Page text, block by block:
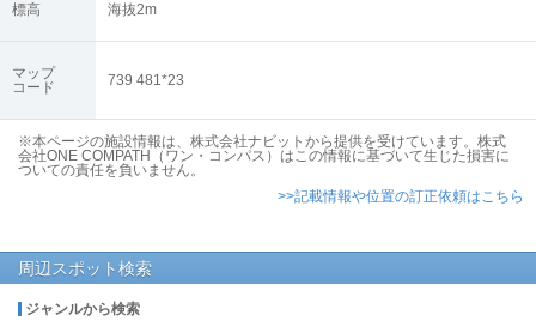
標高 海抜2m
マップ
コード
739 481*23
※本ページの施設情報は、株式会社ナビットから提供を受けています。株式
会社ONE COMPATH（ワン・コンパス）はこの情報に基づいて生じた損害に
ついての責任を負いません。
>>記載情報や位置の訂正依頼はこちら
周辺スポット検索
ジャンルから検索